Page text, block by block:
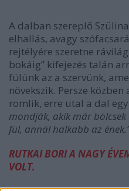
A dalban szereplő
elhallás, avagy
rejtélyére szeretne
bokáig” kifejezés talán
fülünk az a szervünk,
növekszik. Persze
romlik, erre utal a dal
mondják, akik már bölcsek
fül, annál halkabb az
RUTKAI BORI A NAGY
VOLT.